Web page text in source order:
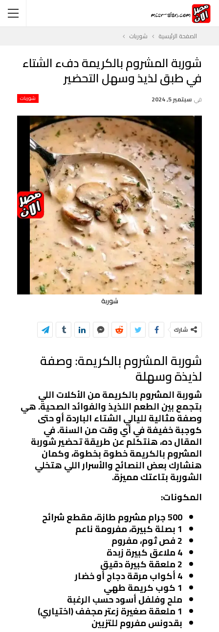
الصفحة الرئيسية شوربات
شوربة المشروم بالكريمة دفء الشتاء
في طبق لذيذ وسهل التحضير
شوربات في سبتمبر 5, 2024
شوربة
شارك
شوربة المشروم بالكريمة: وصفة
لذيذة وسهلة
شوربة المشروم بالكريمة من الأكلات اللي
بتجمع بين الطعم اللذيذ والفوائد الصحية. هي
وصفة مثالية لليالي الشتاء الباردة أو حتى
كوجبة خفيفة في أي وقت من السنة. في
المقال ده، هنتكلم عن طريقة تحضير شوربة
المشروم بالكريمة خطوة بخطوة، وكمان
هنشارك بعض النصائح والأسرار اللي هتخلي
الشوربة بتاعتك مميزة.
المكونات:
500 جرام مشروم طازة، مقطع شرائح
1 بصلة كبيرة، مفرومة ناعم
2 فص ثوم، مفروم
4 ملاعق كبيرة زبدة
2 ملعقة كبيرة دقيق
4 أكواب مرقة دجاج أو خضار
1 كوب كريمة طهي
ملح وفلفل أسود حسب الرغبة
1 ملعقة صغيرة زعتر مجفف (اختياري)
بقدونس مفروم للتزيين